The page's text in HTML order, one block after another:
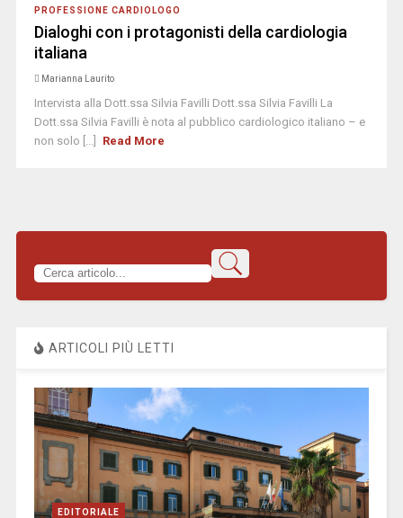
PROFESSIONE CARDIOLOGO
Dialoghi con i protagonisti della cardiologia
italiana
Marianna Laurito
Intervista alla Dott.ssa Silvia Favilli Dott.ssa Silvia Favilli La
Dott.ssa Silvia Favilli è nota al pubblico cardiologico italiano – e
non solo [...]
Read More
ARTICOLI PIÙ LETTI
EDITORIALE